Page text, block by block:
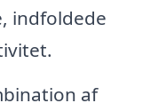
indfoldede
af